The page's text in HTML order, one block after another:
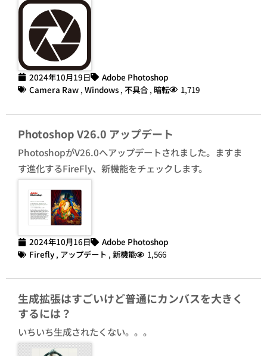
2024年10月19日
Adobe Photoshop
Camera Raw , Windows , 不具合 , 暗転 1,719
Photoshop V26.0 アップデート
PhotoshopがV26.0へアップデートされました。ますま
す進化するFireFly、新機能をチェックします。
2024年10月16日
Adobe Photoshop
Firefly , アップデート , 新機能 1,566
生成拡張はすごいけど普通にカンバスを大きく
するには？
いちいち生成されたくない。。。